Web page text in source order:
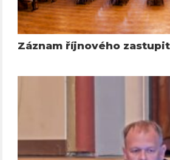
Záznam říjnového